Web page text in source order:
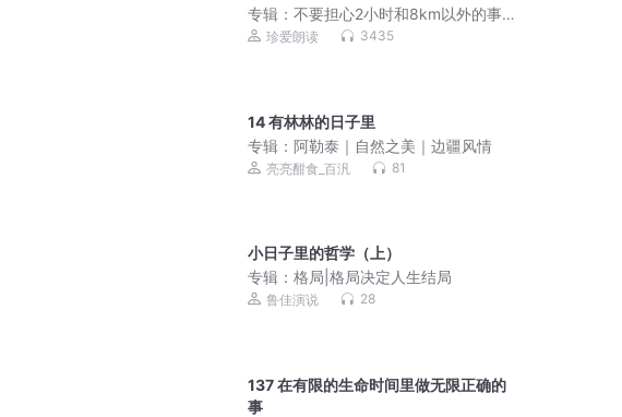
专辑： 不要担心2小时和8km以外的事情
李松涛
珍爱朗读 3435
14 有林林的日子里
专辑： 阿勒泰｜自然之美｜边疆风情
亮亮酣食_百汎 81
小日子里的哲学（上）
专辑： 格局|格局决定人生结局
鲁佳演说 28
137 在有限的生命时间里做无限正确的
事